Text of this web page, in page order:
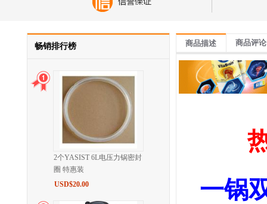
畅销排行榜
2个YASIST 6L电压力锅密封
圈 特惠装
USD$20.00
商品描述 商品评论
一锅